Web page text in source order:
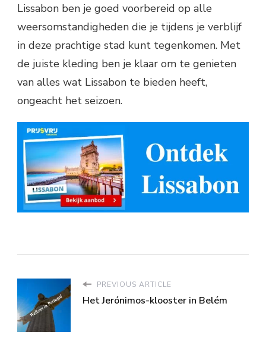
Lissabon ben je goed voorbereid op alle
weersomstandigheden die je tijdens je verblijf
in deze prachtige stad kunt tegenkomen. Met
de juiste kleding ben je klaar om te genieten
van alles wat Lissabon te bieden heeft,
ongeacht het seizoen.
PREVIOUS ARTICLE
Het Jerónimos-klooster in Belém